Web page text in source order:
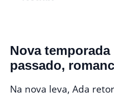
Nova temporada
passado,
Na nova leva, Ada